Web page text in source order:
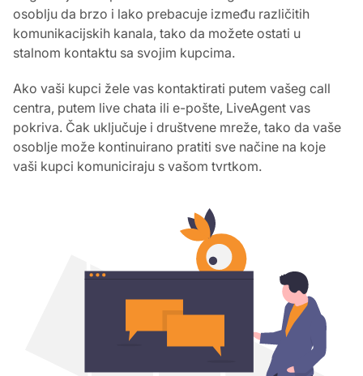
osoblju da brzo i lako prebacuje između različitih
komunikacijskih kanala, tako da možete ostati u
stalnom kontaktu sa svojim kupcima.
Ako vaši kupci žele vas kontaktirati putem vašeg call
centra, putem live chata ili e-pošte, LiveAgent vas
pokriva. Čak uključuje i društvene mreže, tako da vaše
osoblje može kontinuirano pratiti sve načine na koje
vaši kupci komuniciraju s vašom tvrtkom.